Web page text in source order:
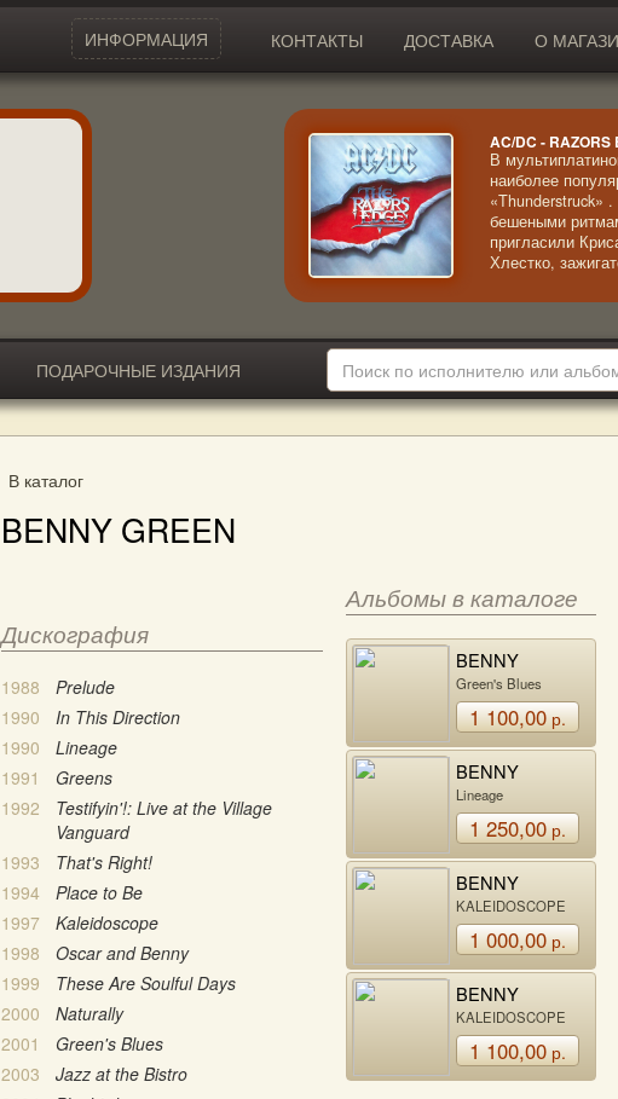
ИНФОРМАЦИЯ КОНТАКТЫ ДОСТАВКА О
AC/DC - RAZORS
В
наиболее
«Thunderstruck»
бешеными
пригласили
Хлестко,
металла и
музыки.
ПОДАРОЧНЫЕ ИЗДАНИЯ
В каталог
BENNY GREEN
Дискография
1988
Prelude
1990
In This Direction
1990
Lineage
1991
Greens
1992
Testifyin'!: Live at the Village
Vanguard
1993
That's Right!
1994
Place to Be
1997
Kaleidoscope
1998
Oscar and Benny
1999
These Are Soulful Days
2000
Naturally
2001
Green's Blues
2003
Jazz at the Bistro
Альбомы в каталоге
BENNY
GREEN
Green's Blues
1 100,00р.
BENNY
GREEN
Lineage
1 250,00р.
BENNY
GREEN
KALEIDOSCOPE
1 000,00р.
BENNY
GREEN
KALEIDOSCOPE
1 100,00р.